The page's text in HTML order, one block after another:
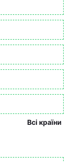
Всі країни